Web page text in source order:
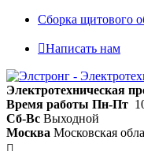
Сборка щитового
Написать нам
Электротехническая
Время работы Пн-Пт
Сб-Вс Выходной
Москва Московская